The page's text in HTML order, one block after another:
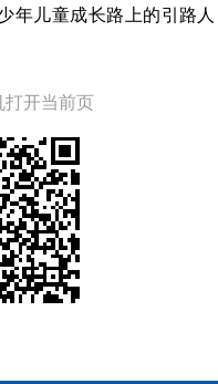
儿童成长路上的引路
打开当前页